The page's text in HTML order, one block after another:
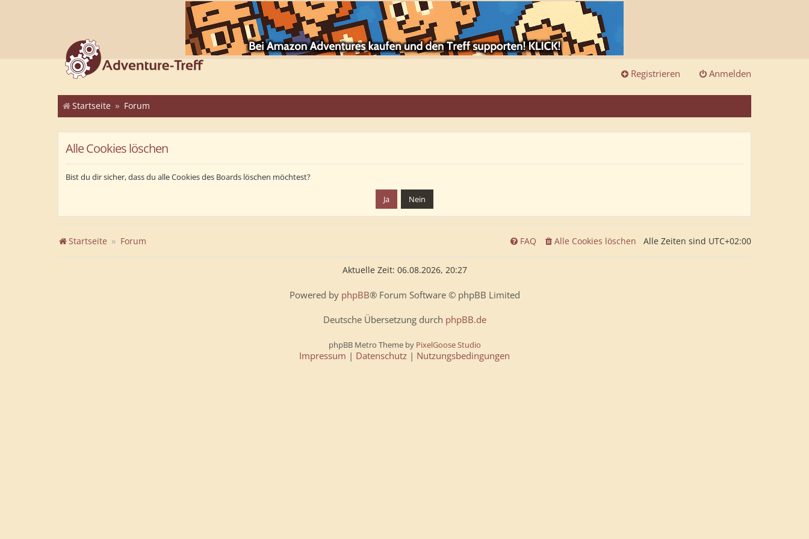
Anmelden
Registrieren
Startseite Forum
Alle Cookies löschen
Bist du dir sicher, dass du alle Cookies des Boards löschen möchtest?
Startseite Forum Alle Zeiten sind UTC+02:00
Alle Cookies löschen
FAQ
Aktuelle Zeit: 06.08.2026, 20:27
Powered by phpBB® Forum Software © phpBB Limited
Deutsche Übersetzung durch phpBB.de
phpBB Metro Theme by PixelGoose Studio
Impressum | Datenschutz | Nutzungsbedingungen